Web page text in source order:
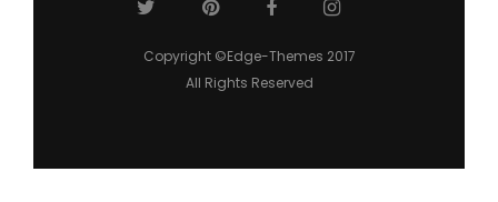
Copyright ©Edge-Themes 2017
All Rights Reserved